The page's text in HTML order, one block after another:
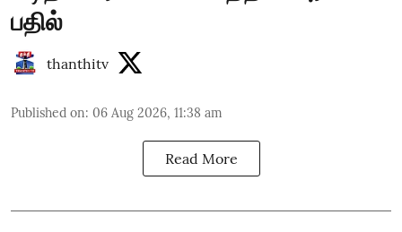
பதில்
thanthitv
Published on: 06 Aug 2026, 11:38 am
Read More